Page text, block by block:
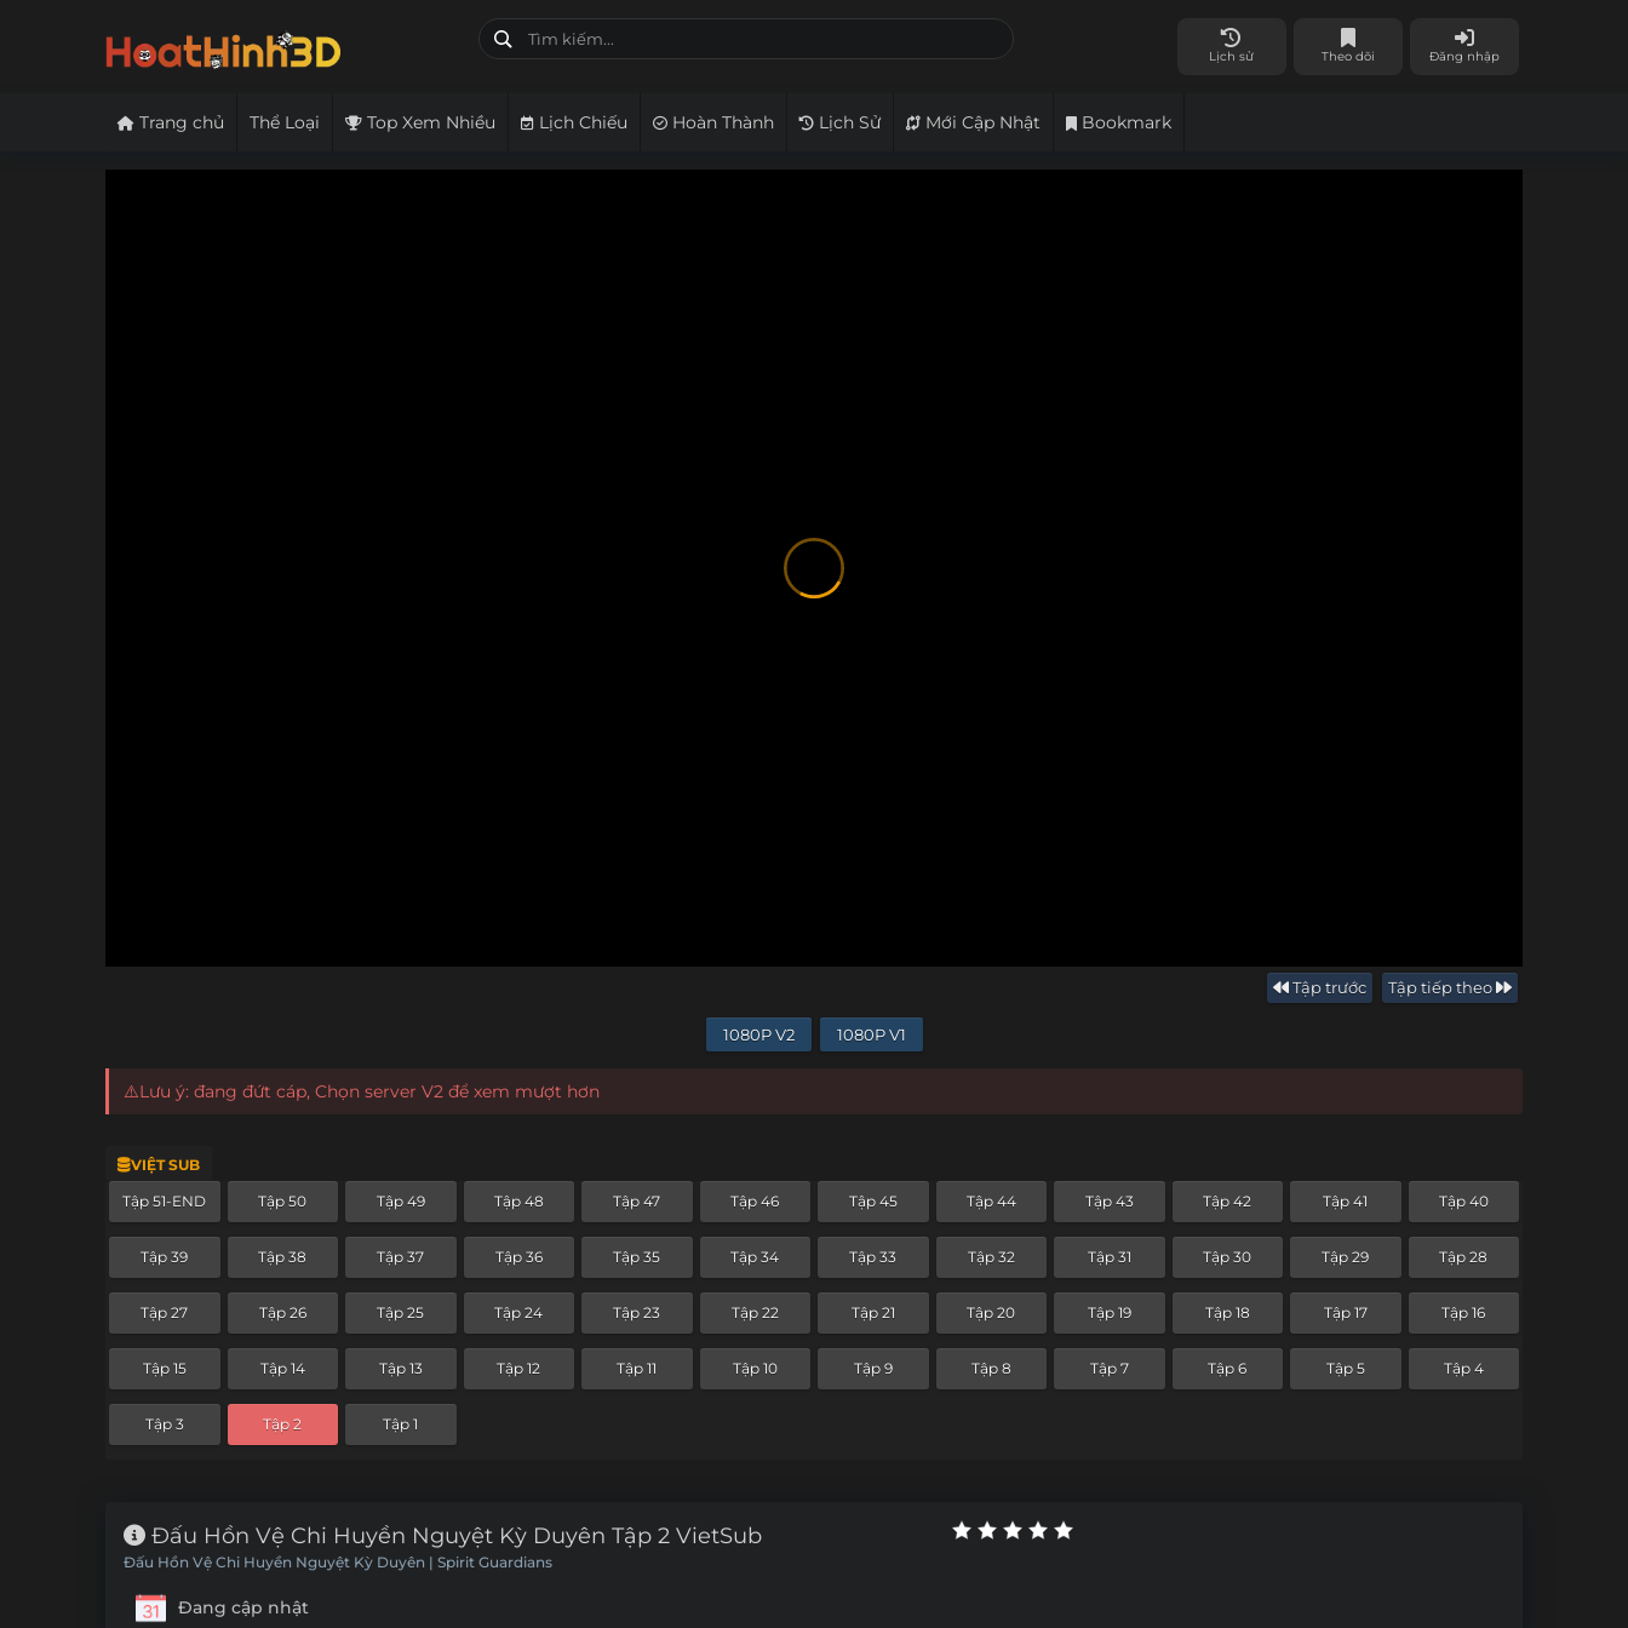
Lịch sử Theo dõi Đăng nhập
Trang chủ Thể Loại Top Xem Nhiều Lịch Chiếu Hoàn Thành Lịch Sử Mới Cập Nhật Bookmark
Tập trước Tập tiếp theo
1080P V2 1080P V1
⚠️Lưu ý: đang đứt cáp, Chọn server V2 để xem mượt hơn
VIỆT SUB
Tập 51-END Tập 50 Tập 49 Tập 48 Tập 47 Tập 46 Tập 45 Tập 44 Tập 43 Tập 42 Tập 41 Tập 40
Tập 39 Tập 38 Tập 37 Tập 36 Tập 35 Tập 34 Tập 33 Tập 32 Tập 31 Tập 30 Tập 29 Tập 28
Tập 27 Tập 26 Tập 25 Tập 24 Tập 23 Tập 22 Tập 21 Tập 20 Tập 19 Tập 18 Tập 17 Tập 16
Tập 15 Tập 14 Tập 13 Tập 12 Tập 11 Tập 10 Tập 9 Tập 8 Tập 7 Tập 6 Tập 5 Tập 4
Tập 3 Tập 2 Tập 1
Đấu Hồn Vệ Chi Huyền Nguyệt Kỳ Duyên Tập 2 VietSub
Đấu Hồn Vệ Chi Huyền Nguyệt Kỳ Duyên | Spirit Guardians
Đang cập nhật